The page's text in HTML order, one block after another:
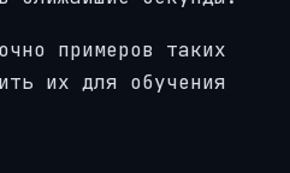
примеров таких
их для обучения